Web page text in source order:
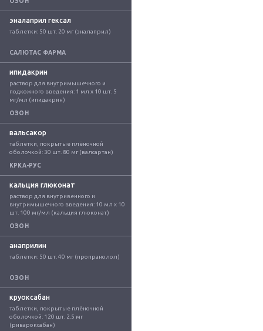
эналаприл гексал
таблетки: 50 шт. 20 мг (эналаприл)
САЛЮТАС ФАРМА
ипидакрин
раствор для внутримышечного и
подкожного введения: 1 мл x 10 шт. 5
мг/мл (ипидакрин)
ОЗОН
вальсакор
таблетки, покрытые плёночной
оболочкой: 30 шт. 80 мг (валсартан)
КРКА-РУС
кальция глюконат
раствор для внутривенного и
внутримышечного введения: 10 мл x 10
шт. 100 мг/мл (кальция глюконат)
ОЗОН
анаприлин
таблетки: 50 шт. 40 мг (пропранолол)
ОЗОН
круоксабан
таблетки, покрытые плёночной
оболочкой: 120 шт. 2.5 мг
(ривароксабан)